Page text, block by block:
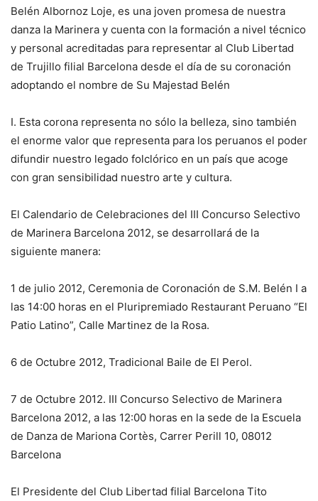
Belén Albornoz Loje, es una joven promesa de nuestra
danza la Marinera y cuenta con la formación a nivel técnico
y personal acreditadas para representar al Club Libertad
de Trujillo filial Barcelona desde el día de su coronación
adoptando el nombre de Su Majestad Belén
I. Esta corona representa no sólo la belleza, sino también
el enorme valor que representa para los peruanos el poder
difundir nuestro legado folclórico en un país que acoge
con gran sensibilidad nuestro arte y cultura.
El Calendario de Celebraciones del III Concurso Selectivo
de Marinera Barcelona 2012, se desarrollará de la
siguiente manera:
1 de julio 2012, Ceremonia de Coronación de S.M. Belén I a
las 14:00 horas en el Pluripremiado Restaurant Peruano “El
Patio Latino”, Calle Martinez de la Rosa.
6 de Octubre 2012, Tradicional Baile de El Perol.
7 de Octubre 2012. III Concurso Selectivo de Marinera
Barcelona 2012, a las 12:00 horas en la sede de la Escuela
de Danza de Mariona Cortès, Carrer Perill 10, 08012
Barcelona
El Presidente del Club Libertad filial Barcelona Tito